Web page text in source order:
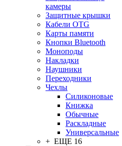
камеры
Защитные крышки
Кабели OTG
Карты памяти
Кнопки Bluetooth
Моноподы
Накладки
Наушники
Переходники
Чехлы
Силиконовые
Книжка
Обычные
Раскладные
Универсальные
+ ЕЩЕ 16